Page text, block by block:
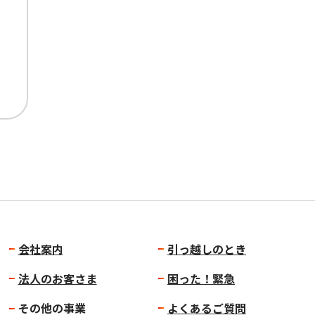
会社案内
法人のお客さま
その他の事業
引っ越しのとき
困った！緊急
よくあるご質問